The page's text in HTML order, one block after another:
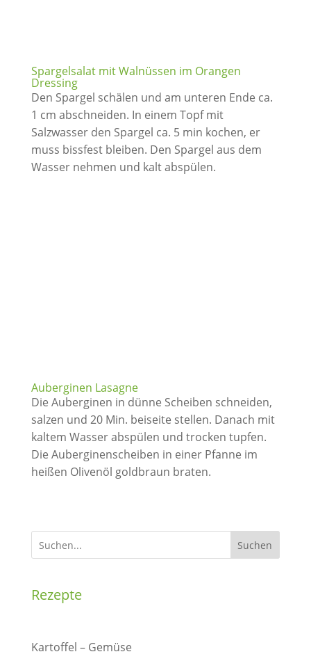
Spargelsalat mit Walnüssen im Orangen
Dressing
Den Spargel schälen und am unteren Ende ca.
1 cm abschneiden. In einem Topf mit
Salzwasser den Spargel ca. 5 min kochen, er
muss bissfest bleiben. Den Spargel aus dem
Wasser nehmen und kalt abspülen.
Auberginen Lasagne
Die Auberginen in dünne Scheiben schneiden,
salzen und 20 Min. beiseite stellen. Danach mit
kaltem Wasser abspülen und trocken tupfen.
Die Auberginenscheiben in einer Pfanne im
heißen Olivenöl goldbraun braten.
Suchen
Rezepte
Kartoffel – Gemüse